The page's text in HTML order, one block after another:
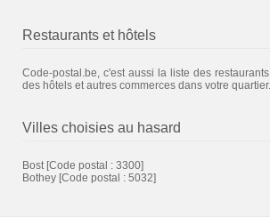
Restaurants et hôtels
Code-postal.be, c'est aussi la liste des restaurants,
des hôtels et autres commerces dans votre quartier.
Villes choisies au hasard
Bost [Code postal : 3300]
Bothey [Code postal : 5032]